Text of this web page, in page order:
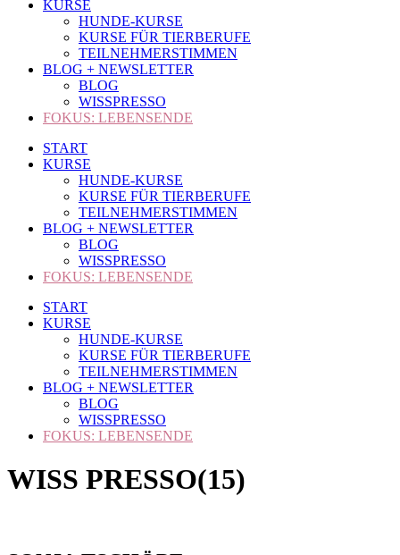
KURSE
HUNDE-KURSE
KURSE FÜR TIERBERUFE
TEILNEHMERSTIMMEN
BLOG + NEWSLETTER
BLOG
WISSPRESSO
FOKUS: LEBENSENDE
START
KURSE
HUNDE-KURSE
KURSE FÜR TIERBERUFE
TEILNEHMERSTIMMEN
BLOG + NEWSLETTER
BLOG
WISSPRESSO
FOKUS: LEBENSENDE
START
KURSE
HUNDE-KURSE
KURSE FÜR TIERBERUFE
TEILNEHMERSTIMMEN
BLOG + NEWSLETTER
BLOG
WISSPRESSO
FOKUS: LEBENSENDE
WISS PRESSO(15)